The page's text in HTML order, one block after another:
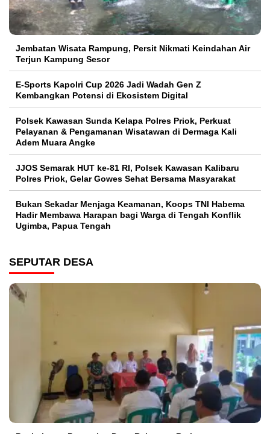
Jembatan Wisata Rampung, Persit Nikmati Keindahan Air
Terjun Kampung Sesor
E-Sports Kapolri Cup 2026 Jadi Wadah Gen Z
Kembangkan Potensi di Ekosistem Digital
Polsek Kawasan Sunda Kelapa Polres Priok, Perkuat
Pelayanan & Pengamanan Wisatawan di Dermaga Kali
Adem Muara Angke
JJOS Semarak HUT ke-81 RI, Polsek Kawasan Kalibaru
Polres Priok, Gelar Gowes Sehat Bersama Masyarakat
Bukan Sekadar Menjaga Keamanan, Koops TNI Habema
Hadir Membawa Harapan bagi Warga di Tengah Konflik
Ugimba, Papua Tengah
SEPUTAR DESA